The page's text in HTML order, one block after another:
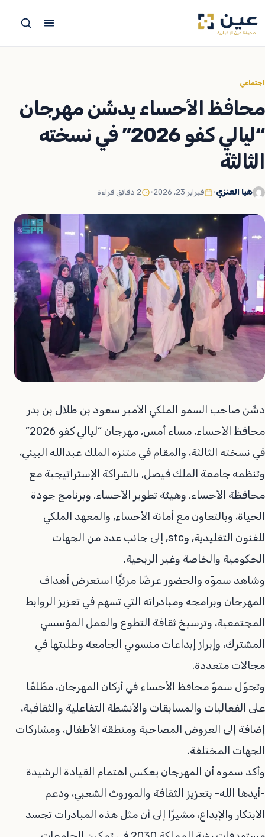
إلى
اجتماعي
محافظ الأحساء يدشّن مهرجان
“ليالي كفو 2026” في نسخته
الثالثة
هيا العنزي• فبراير 23, 2026 • 2 دقائق قراءة
دشّن صاحب السمو الملكي الأمير سعود بن طلال بن بدر
محافظ الأحساء, مساء أمس, مهرجان “ليالي كفو 2026”
في نسخته الثالثة، والمقام في متنزه الملك عبدالله البيئي،
وتنظمه جامعة الملك فيصل, بالشراكة الإستراتيجية مع
محافظة الأحساء, وهيئة تطوير الأحساء, وبرنامج جودة
الحياة، وبالتعاون مع أمانة الأحساء, والمعهد الملكي
للفنون التقليدية, وstc, إلى جانب عدد من الجهات
الحكومية والخاصة وغير الربحية.
وشاهد سموّه والحضور عرضًا مرئيًّا استعرض أهداف
المهرجان وبرامجه ومبادراته التي تسهم في تعزيز الروابط
المجتمعية، وترسيخ ثقافة التطوع والعمل المؤسسي
المشترك، وإبراز إبداعات منسوبي الجامعة وطلبتها في
مجالات متعددة.
وتجوّل سموّ محافظ الأحساء في أركان المهرجان، مطّلعًا
على الفعاليات والمسابقات والأنشطة التفاعلية والثقافية،
إضافة إلى العروض المصاحبة ومنطقة الأطفال، ومشاركات
الجهات المختلفة.
وأكد سموه أن المهرجان يعكس اهتمام القيادة الرشيدة
-أيدها الله- بتعزيز الثقافة والموروث الشعبي، ودعم
الابتكار والإبداع، مشيرًا إلى أن مثل هذه المبادرات تجسد